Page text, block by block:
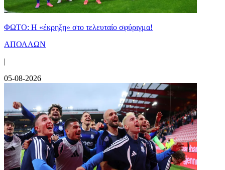
ΦΩΤΟ: Η «έκρηξη» στο τελευταίο σφύριγμα!
ΑΠΟΛΛΩΝ
|
05-08-2026